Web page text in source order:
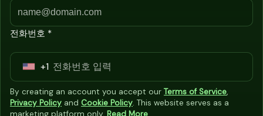
전화번호 *
U
n
i
+1
By creating an account you accept our Terms of Service,
Privacy Policy and Cookie Policy. This website serves as a
marketing platform only. Read More